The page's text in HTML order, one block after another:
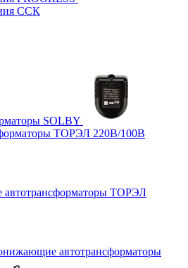
ССК
SOLBY
ТОРЭЛ 220В/100В
ТОРЭЛ
автотрансформаторы